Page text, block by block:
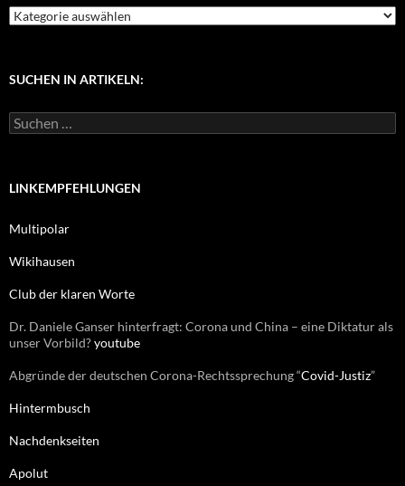
K
g
r
SUCHEN IN ARTIKELN:
S
u
e
a
h
LINKEMPFEHLUNGEN
Multipolar
Wikihausen
Club der klaren Worte
Dr. Daniele Ganser hinterfragt: Corona und China – eine Diktatur als
unser Vorbild?youtube
Abgründe der deutschen Corona-Rechtssprechung “Covid-Justiz”
Hintermbusch
Nachdenkseiten
Apolut